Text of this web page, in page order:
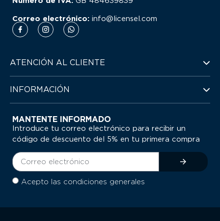
Correo electrónico: info@licensel.com
ATENCIÓN AL CLIENTE
INFORMACIÓN
MANTENTE INFORMADO
Introduce tu correo electrónico para recibir un
código de descuento del 5% en tu primera compra
Acepto las condiciones generales